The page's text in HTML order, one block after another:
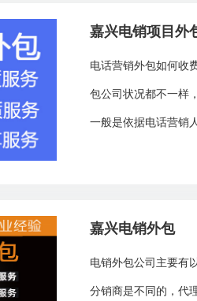
嘉兴电销项目外
电话营销外包如何收
包公司状况都不一样
一般是依据电话营销
嘉兴电销外包
电销外包公司主要有
分销商是不同的，代